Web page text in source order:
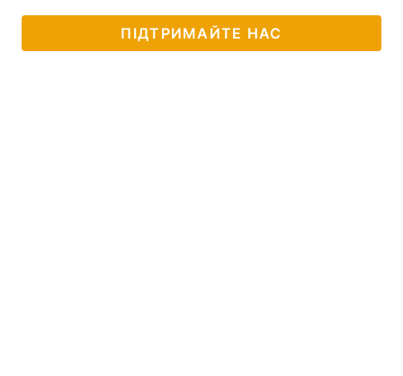
ПІДТРИМАЙТЕ НАС